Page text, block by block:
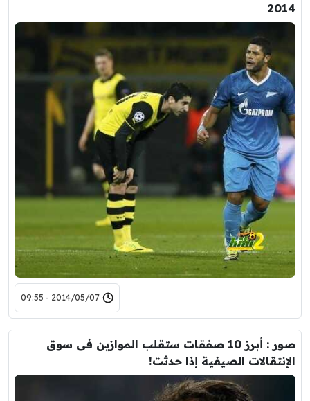
2014
2014/05/07 - 09:55
صور : أبرز 10 صفقات ستقلب الموازين فى سوق
الإنتقالات الصيفية إذا حدثت!